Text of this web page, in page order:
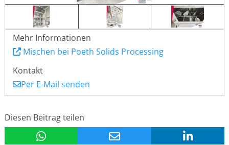
Mehr Informationen
Mischen bei Poeth Solids Processing
Kontakt
Per E-Mail senden
Diesen Beitrag teilen